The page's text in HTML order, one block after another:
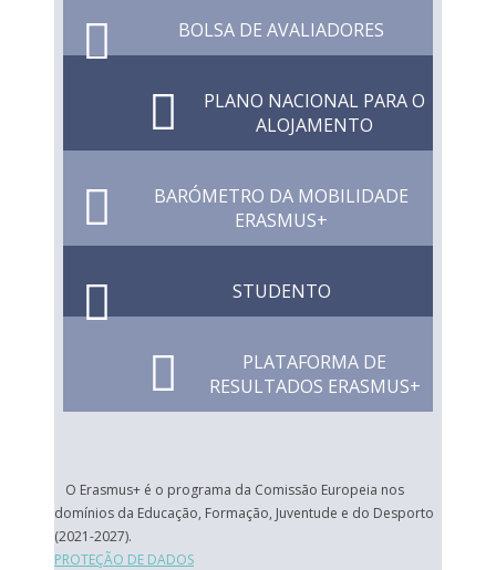
BOLSA DE AVALIADORES
PLANO NACIONAL PARA O
ALOJAMENTO
BARÓMETRO DA MOBILIDADE
ERASMUS+
STUDENTO
PLATAFORMA DE
RESULTADOS ERASMUS+
O Erasmus+ é o programa da Comissão Europeia nos
domínios da Educação, Formação, Juventude e do Desporto
(2021-2027).
PROTEÇÃO DE DADOS